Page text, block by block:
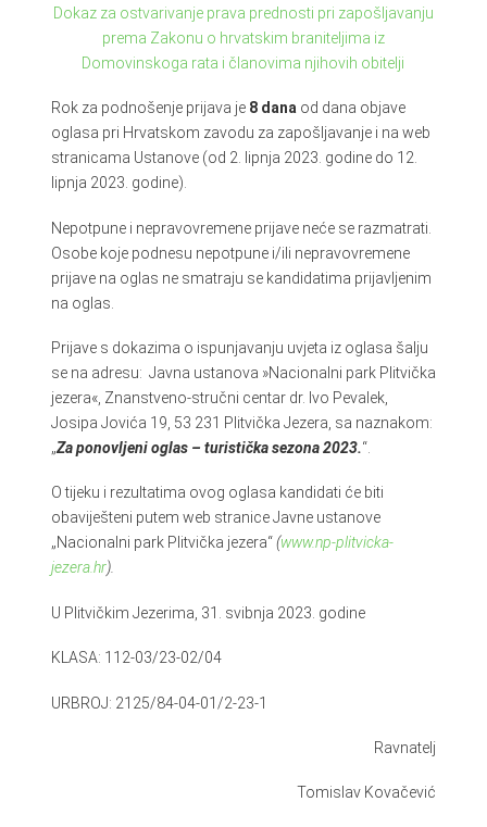
Dokaz za ostvarivanje prava prednosti pri zapošljavanju
prema Zakonu o hrvatskim braniteljima iz
Domovinskoga rata i članovima njihovih obitelji
Rok za podnošenje prijava je 8 danaod dana objave
oglasa pri Hrvatskom zavodu za zapošljavanje i na web
stranicama Ustanove (od 2. lipnja 2023. godine do 12.
lipnja 2023. godine).
Nepotpune i nepravovremene prijave neće se razmatrati.
Osobe koje podnesu nepotpune i/ili nepravovremene
prijave na oglas ne smatraju se kandidatima prijavljenim
na oglas.
Prijave s dokazima o ispunjavanju uvjeta iz oglasa šalju
se na adresu: Javna ustanova »Nacionalni park Plitvička
jezera«, Znanstveno-stručni centar dr. Ivo Pevalek,
Josipa Jovića 19, 53 231 Plitvička Jezera, sa naznakom:
„Za ponovljeni oglas – turistička sezona 2023.“.
O tijeku i rezultatima ovog oglasa kandidati će biti
obaviješteni putem web stranice Javne ustanove
„Nacionalni park Plitvička jezera“(www.np-plitvicka-
jezera.hr).
U Plitvičkim Jezerima, 31. svibnja 2023. godine
KLASA: 112-03/23-02/04
URBROJ: 2125/84-04-01/2-23-1
Ravnatelj
Tomislav Kovačević